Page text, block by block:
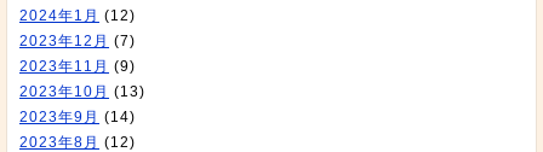
2024年1月 (12)
2023年12月 (7)
2023年11月 (9)
2023年10月 (13)
2023年9月 (14)
2023年8月 (12)